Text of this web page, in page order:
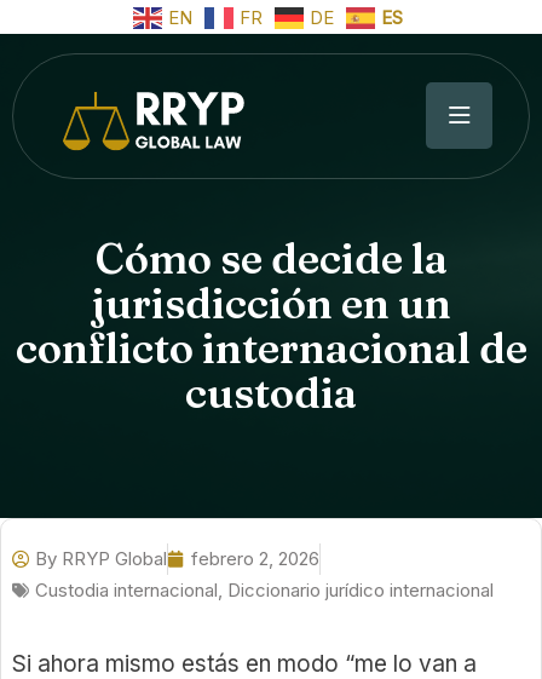
EN FR DE ES
Cómo se decide la
jurisdicción en un
conflicto internacional de
custodia
By RRYP Global
febrero 2, 2026
Custodia internacional Diccionario jurídico internacional
Si ahora mismo estás en modo “me lo van a